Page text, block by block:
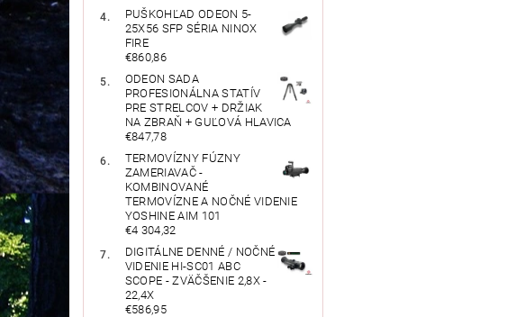
PUŠKOHĽAD ODEON 5-
25X56 SFP SÉRIA NINOX
FIRE
€860,86
ODEON SADA
PROFESIONÁLNA STATÍV
PRE STRELCOV + DRŽIAK
NA ZBRAŇ + GUĽOVÁ HLAVICA
€847,78
TERMOVÍZNY FÚZNY
ZAMERIAVAČ -
KOMBINOVANÉ
TERMOVÍZNE A NOČNÉ VIDENIE
YOSHINE AIM 101
€4 304,32
DIGITÁLNE DENNÉ / NOČNÉ
VIDENIE HI-SC01 ABC
SCOPE - ZVÄČŠENIE 2,8X -
22,4X
€586,95